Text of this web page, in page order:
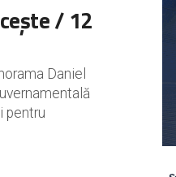
/ 12
Daniel
pentru